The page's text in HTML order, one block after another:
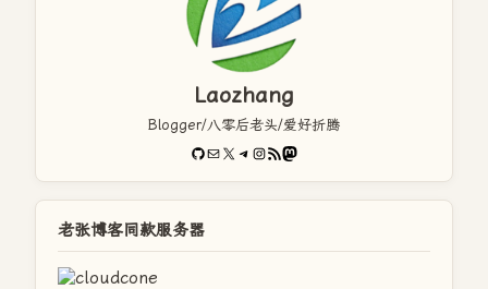
Laozhang
Blogger/八零后老头/爱好折腾
GitHub
电子邮件X Telegram
Instagram
RSS FeedMastodon
老张博客同款服务器